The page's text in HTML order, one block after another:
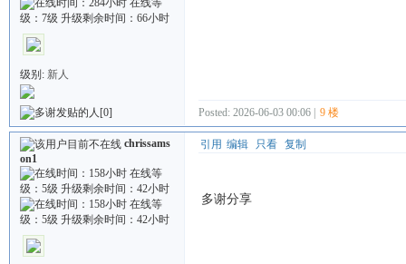
级别: 新人
[0] Posted: 2026-06-03 00:06 | 9 楼
chrissams
on1
引用 编辑 只看 复制
多谢分享